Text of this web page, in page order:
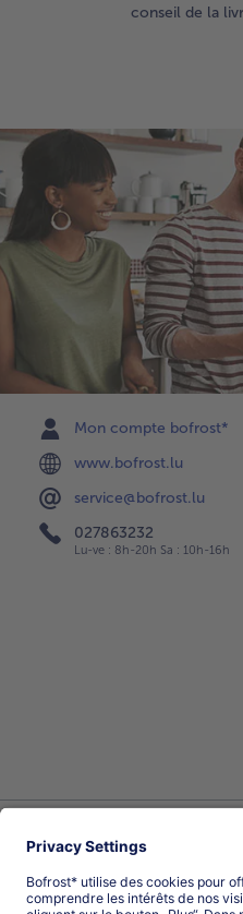
conseil de la
Mon compte bofrost*
www.bofrost.lu
service@bofrost.lu
027863232
Lu-ve : 8h-20h Sa : 10h-16h